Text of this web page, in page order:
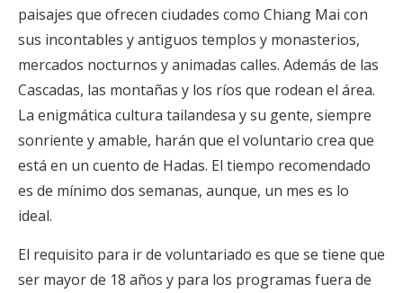
paisajes que ofrecen ciudades como Chiang Mai con
sus incontables y antiguos templos y monasterios,
mercados nocturnos y animadas calles. Además de las
Cascadas, las montañas y los ríos que rodean el área.
La enigmática cultura tailandesa y su gente, siempre
sonriente y amable, harán que el voluntario crea que
está en un cuento de Hadas. El tiempo recomendado
es de mínimo dos semanas, aunque, un mes es lo
ideal.
El requisito para ir de voluntariado es que se tiene que
ser mayor de 18 años y para los programas fuera de